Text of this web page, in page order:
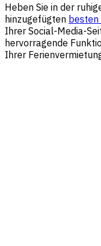
Heben Sie in der
hinzugefügten
Ihrer Social-Media-
hervorragende
Ihrer